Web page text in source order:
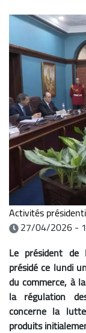
Activités
27/04/2026 -
Le président de
présidé ce lundi
du commerce, à
la régulation
concerne la
produits